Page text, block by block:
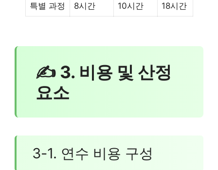
특별 과정 8시간 10시간 18시간
✍ 3. 비용 및 산정
요소
3-1. 연수 비용 구성